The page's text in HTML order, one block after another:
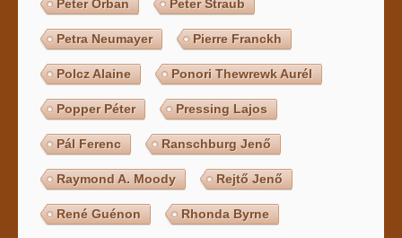
Peter Orban Peter Straub
Petra Neumayer Pierre Franckh
Polcz Alaine Ponori Thewrewk Aurél
Popper Péter Pressing Lajos
Pál Ferenc Ranschburg Jenő
Raymond A. Moody Rejtő Jenő
René Guénon Rhonda Byrne